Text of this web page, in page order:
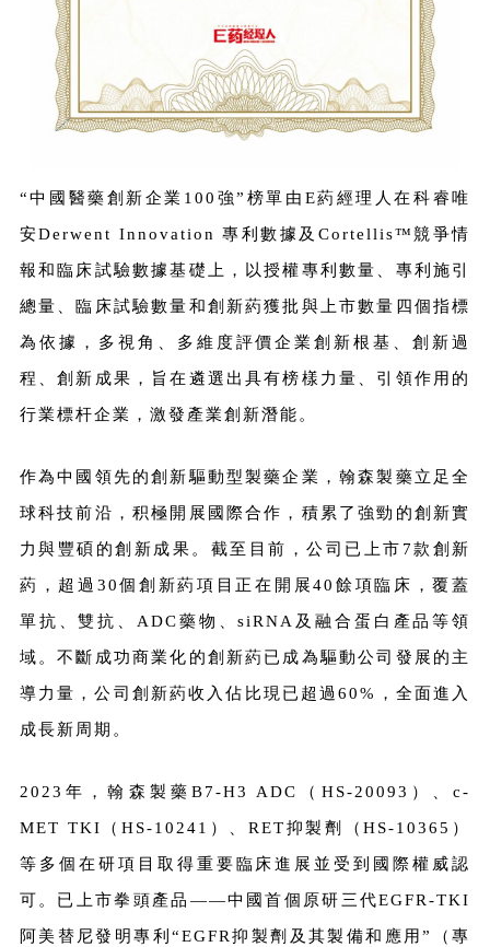
“中國醫藥創新企業100強”榜單由E葯經理人在科睿唯
安Derwent Innovation 專利數據及Cortellis™競爭情
報和臨床試驗數據基礎上，以授權專利數量、專利施引
總量、臨床試驗數量和創新葯獲批與上市數量四個指標
為依據，多視角、多維度評價企業創新根基、創新過
程、創新成果，旨在遴選出具有榜樣力量、引領作用的
行業標杆企業，激發產業創新潛能。
作為中國領先的創新驅動型製藥企業，翰森製藥立足全
球科技前沿，积極開展國際合作，積累了強勁的創新實
力與豐碩的創新成果。截至目前，公司已上市7款創新
葯，超過30個創新葯項目正在開展40餘項臨床，覆蓋
單抗、雙抗、ADC藥物、siRNA及融合蛋白產品等領
域。不斷成功商業化的創新葯已成為驅動公司發展的主
導力量，公司創新葯收入佔比現已超過60%，全面進入
成長新周期。
2023年，翰森製藥B7-H3 ADC（HS-20093）、c-
MET TKI（HS-10241）、RET抑製劑（HS-10365）
等多個在研項目取得重要臨床進展並受到國際權威認
可。已上市拳頭產品——中國首個原研三代EGFR-TKI
阿美替尼發明專利“EGFR抑製劑及其製備和應用”（專